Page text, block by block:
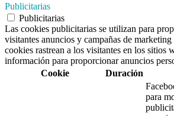
Publicitarias
Publicitarias
Las cookies publicitarias se utilizan para
visitantes anuncios y campañas de marketing
cookies rastrean a los visitantes en los sitios
información para proporcionar anuncios
Cookie
Duración
para